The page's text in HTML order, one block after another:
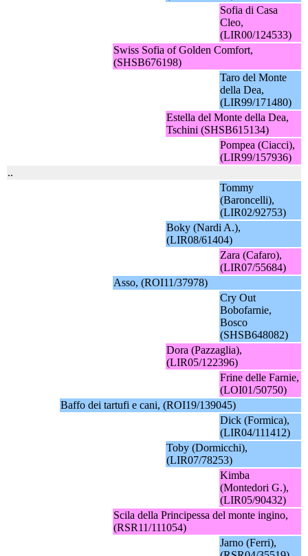
Sofia di Casa
Cleo,
(LIR00/124533)
Swiss Sofia of Golden Comfort,
(SHSB676198)
Taro del Monte
della Dea,
(LIR99/171480)
Estella del Monte della Dea,
Tschini (SHSB615134)
Pompea (Ciacci),
(LIR99/157936)
..
Tommy
(Baroncelli),
(LIR02/92753)
Boky (Nardi A.),
(LIR08/61404)
Zara (Cafaro),
(LIR07/55684)
Asso, (ROI11/37978)
Cry Out
Bobofarnie,
Bosco
(SHSB648082)
Dora (Pazzaglia),
(LIR05/122396)
Frine delle Farnie,
(LOI01/50750)
Baffo dei tartufi e cani, (ROI19/139045)
Dick (Formica),
(LIR04/111412)
Toby (Dormicchi),
(LIR07/78253)
Kimba
(Montedori G.),
(LIR05/90432)
Scila della Principessa del monte ingino,
(RSR11/111054)
Jarno (Ferri),